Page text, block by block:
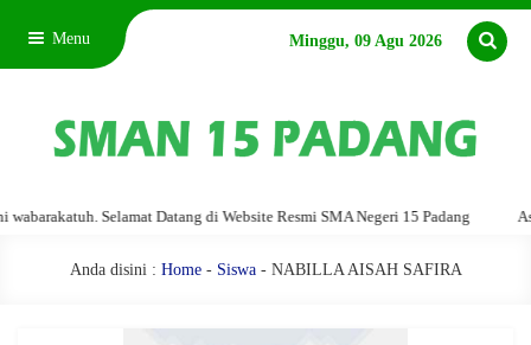
Menu Minggu, 09 Agu 2026
Selamat Datang di Website Resmi SMA Negeri 15 Padang
Anda disini : Home- Siswa- NABILLA AISAH SAFIRA